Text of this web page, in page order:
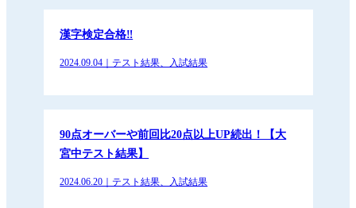
漢字検定合格‼
2024.09.04｜テスト結果、入試結果
90点オーバーや前回比20点以上UP続出！【大
宮中テスト結果】
2024.06.20｜テスト結果、入試結果